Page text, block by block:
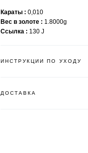
Караты
0,010
Вес в золоте
1.8000g
Ссылка
130 J
ИНСТРУКЦИИ ПО УХОДУ
ДОСТАВКА